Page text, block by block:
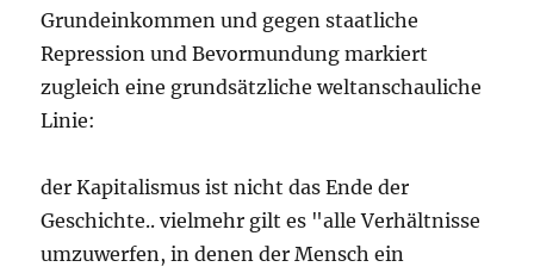
Grundeinkommen und gegen staatliche
Repression und Bevormundung markiert
zugleich eine grundsätzliche weltanschauliche
Linie:
der Kapitalismus ist nicht das Ende der
Geschichte.. vielmehr gilt es "alle Verhältnisse
umzuwerfen, in denen der Mensch ein